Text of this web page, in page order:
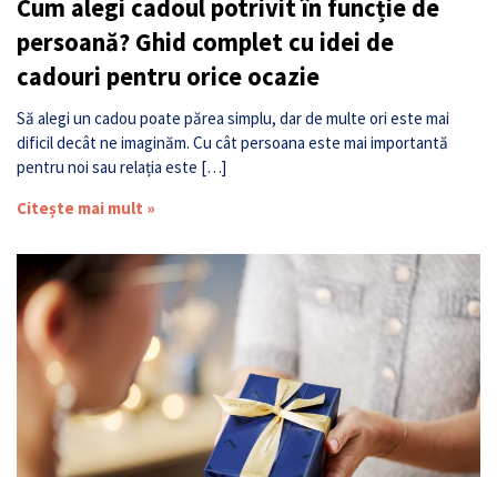
Cum alegi cadoul potrivit în funcție de
persoană? Ghid complet cu idei de
cadouri pentru orice ocazie
Să alegi un cadou poate părea simplu, dar de multe ori este mai
dificil decât ne imaginăm. Cu cât persoana este mai importantă
pentru noi sau relația este […]
Citește mai mult »